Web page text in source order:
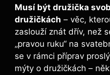
Musí být družička
družičkách – věc,
zaslouží znát dřív, než
„pravou ruku“ na
se‍ v rámci⁤ příprav
mýty o družičkách –⁢